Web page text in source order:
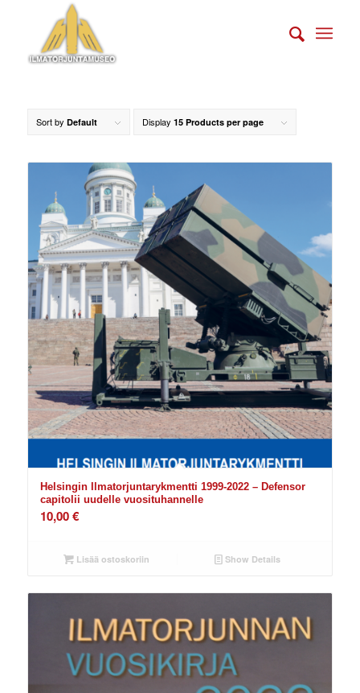
Sort by Default Display 15 Products per page
Helsingin Ilmatorjuntarykmentti 1999-2022 – Defensor
capitolii uudelle vuosituhannelle
10,00€
Lisää ostoskoriin Show Details